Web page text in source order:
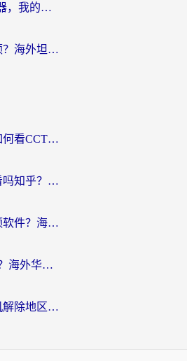
人在美国玩BanG加速器，我的延迟终于绿了
海外玩坦克世界总卡顿？海外坦克世界加速器有哪些？实测好用的选择在这里
海外党亲测：在海外如何看CCTV？告别“仅限大陆播放”的实用指南
央视影音在海外可以看吗知乎？留学生亲测：3步解决地域限制+追剧自由
在国外怎么看咪咕视频软件？海外党亲测有效的回国加速方案
12123在国外能登录吗？海外华人必看的回国加速实用指南
海外党追剧必备：手机解除地区限制app怎么选？解决央视视频&国内剧地区限制全指南